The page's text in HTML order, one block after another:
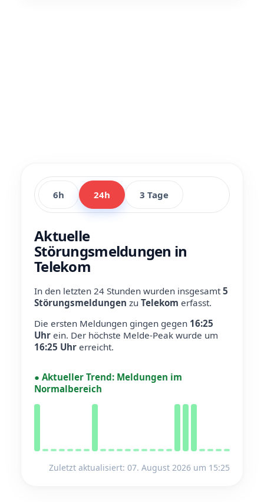
6h 24h 3 Tage
Aktuelle
Störungsmeldungen in
Telekom
In den letzten 24 Stunden wurden insgesamt5
Störungsmeldungen zu Telekom erfasst.
Die ersten Meldungen gingen gegen 16:25
Uhr ein. Der höchste Melde-Peak wurde um
16:25 Uhr erreicht.
● Aktueller Trend: Meldungen im
Normalbereich
Zuletzt aktualisiert: 07. August 2026 um 15:25